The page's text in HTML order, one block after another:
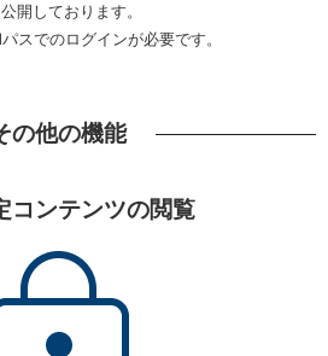
開しております。
スでのログインが必要です。
の他の機能
コンテンツの閲覧